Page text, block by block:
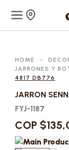
HOME >
JARRONES Y
4817 DB776
JARRON
FYJ-1187
COP